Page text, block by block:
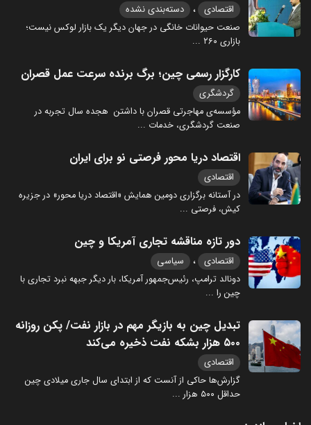
اقتصادی ، دسته‌بندی نشده
صنعت حیوانات خانگی در جهان دیگر یک بازار لوکس نیست؛
بازاری ۲۶۰
...
کارگزار رسمی چین؛ برگ برنده سرعت عمل قصران
گردشگری
مؤسسه‌ی مهاجرتی قصران با داشتن هجده سال تجربه در
صنعت گردشگری، خدمات ...
اقتصاد دریا محور فرصتی نو برای ایران
اقتصادی
در آستانه برگزاری دومین همایش «اقتصاد دریا محور» در جزیره
کیش، فرصتی ...
دور تازه مناقشه تجاری آمریکا و چین
اقتصادی ، سیاسی
دونالد ترامپ، رئیس‌جمهور آمریکا، بار دیگر جبهه نبرد تجاری با
چین را ...
تبدیل چین به بازیگر مهم در بازار نفت/ پکن روزانه
۵۰۰ هزار بشکه نفت ذخیره می‌کند
اقتصادی
گزارش‌ها حاکی از آنست که از ابتدای سال جاری میلادی چین
حداقل ۵۰۰ هزار
...